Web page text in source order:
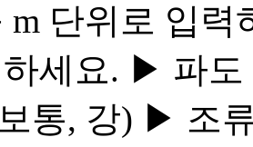
m 단위로 입
세요. ▶ 파도
통, 강) ▶ 조